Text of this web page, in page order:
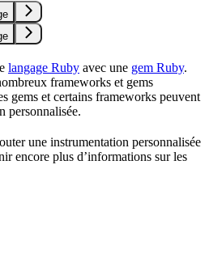
langage Ruby avec une gem Ruby.
frameworks et gems
gems et certains frameworks peuvent
personnalisée.
une instrumentation personnalisée
encore plus d’informations sur les